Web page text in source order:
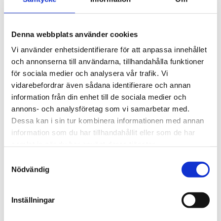
Denna webbplats använder cookies
Vi använder enhetsidentifierare för att anpassa innehållet
och annonserna till användarna, tillhandahålla funktioner
för sociala medier och analysera vår trafik. Vi
vidarebefordrar även sådana identifierare och annan
information från din enhet till de sociala medier och
annons- och analysföretag som vi samarbetar med.
Dessa kan i sin tur kombinera informationen med annan
information som du har tillhandahållit eller som de har
Nödvändig
Inställningar
Skapa rimlig flexibilitet
Oförutsedda händelser ska inte leda till
Vad betyder det för dig som
medlem?
Kör- och vilotider påverkar dina körscheman, dina
kostnader och dina förares arbetsmiljö – varje dag. Vi vet
att det här är ett av de mest kännbara regelverken i
Som medlem hos oss får du inte bara stöd i vad som
gäller, utan också möjlighet att påverka hur reglerna
utvecklas. Vi hjälper dig att undvika onödiga böter, planera